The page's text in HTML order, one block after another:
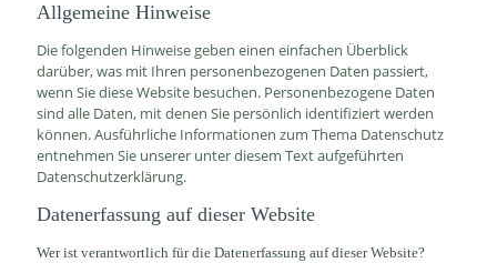
Allgemeine Hinweise
Die folgenden Hinweise geben einen einfachen Überblick
darüber, was mit Ihren personenbezogenen Daten passiert,
wenn Sie diese Website besuchen. Personenbezogene Daten
sind alle Daten, mit denen Sie persönlich identifiziert werden
können. Ausführliche Informationen zum Thema Datenschutz
entnehmen Sie unserer unter diesem Text aufgeführten
Datenschutzerklärung.
Datenerfassung auf dieser Website
Wer ist verantwortlich für die Datenerfassung auf dieser Website?